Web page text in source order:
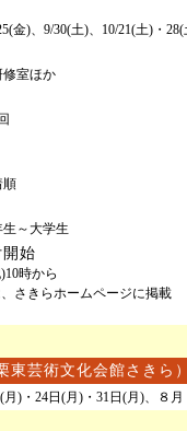
金)、9/30(土)、10/21(土)・
室ほか
順
～大学生
始
時から
さきらホームページに掲載
東芸術文化会館さきら
月)・24日(月)・31日(月)、８